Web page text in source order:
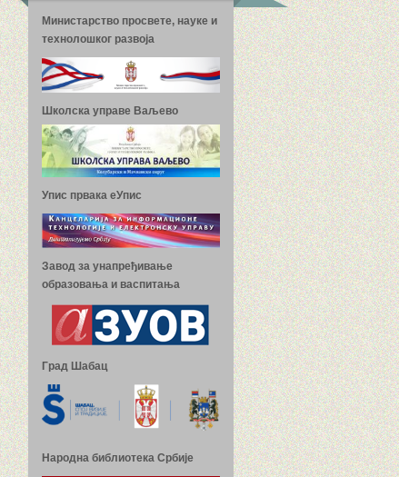
Министарство просвете, науке и
технолошког развоја
Школска управе Ваљево
Упис првака еУпис
Завод за унапређивање
образовања и васпитања
Град Шабац
Народна библиотека Србије